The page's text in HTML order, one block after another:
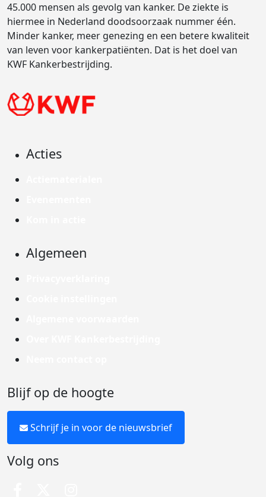
45.000 mensen als gevolg van kanker. De ziekte is
hiermee in Nederland doodsoorzaak nummer één.
Minder kanker, meer genezing en een betere kwaliteit
van leven voor kankerpatiënten. Dat is het doel van
KWF Kankerbestrijding.
Acties
Algemeen
Blijf op de hoogte
Schrijf je in voor de nieuwsbrief
Volg ons